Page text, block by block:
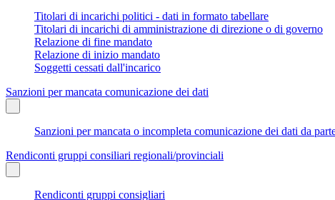
Titolari di incarichi politici - dati in formato tabellare
Titolari di incarichi di amministrazione di direzione o di governo
Relazione di fine mandato
Relazione di inizio mandato
Soggetti cessati dall'incarico
Sanzioni per mancata comunicazione dei dati
Sanzioni per mancata o incompleta comunicazione dei dati da
Rendiconti gruppi consiliari regionali/provinciali
Rendiconti gruppi consigliari